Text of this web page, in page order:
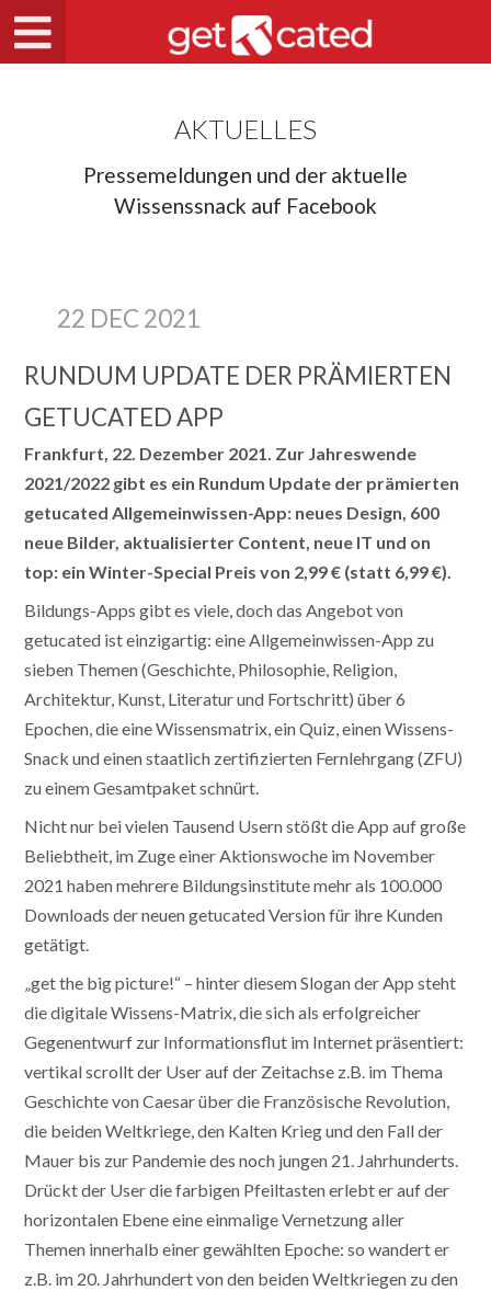
AKTUELLES
Pressemeldungen und der aktuelle
Wissenssnack auf Facebook
22 DEC 2021
RUNDUM UPDATE DER PRÄMIERTEN
GETUCATED APP
Frankfurt, 22. Dezember 2021. Zur Jahreswende
2021/2022 gibt es ein Rundum Update der prämierten
getucated Allgemeinwissen-App: neues Design, 600
neue Bilder, aktualisierter Content, neue IT und on
top: ein Winter-Special Preis von 2,99 € (statt 6,99 €).
Bildungs-Apps gibt es viele, doch das Angebot von
getucated ist einzigartig: eine Allgemeinwissen-App zu
sieben Themen (Geschichte, Philosophie, Religion,
Architektur, Kunst, Literatur und Fortschritt) über 6
Epochen, die eine Wissensmatrix, ein Quiz, einen Wissens-
Snack und einen staatlich zertifizierten Fernlehrgang (ZFU)
zu einem Gesamtpaket schnürt.
Nicht nur bei vielen Tausend Usern stößt die App auf große
Beliebtheit, im Zuge einer Aktionswoche im November
2021 haben mehrere Bildungsinstitute mehr als 100.000
Downloads der neuen getucated Version für ihre Kunden
getätigt.
„get the big picture!“ – hinter diesem Slogan der App steht
die digitale Wissens-Matrix, die sich als erfolgreicher
Gegenentwurf zur Informationsflut im Internet präsentiert:
vertikal scrollt der User auf der Zeitachse z.B. im Thema
Geschichte von Caesar über die Französische Revolution,
die beiden Weltkriege, den Kalten Krieg und den Fall der
Mauer bis zur Pandemie des noch jungen 21. Jahrhunderts.
Drückt der User die farbigen Pfeiltasten erlebt er auf der
horizontalen Ebene eine einmalige Vernetzung aller
Themen innerhalb einer gewählten Epoche: so wandert er
z.B. im 20. Jahrhundert von den beiden Weltkriegen zu den